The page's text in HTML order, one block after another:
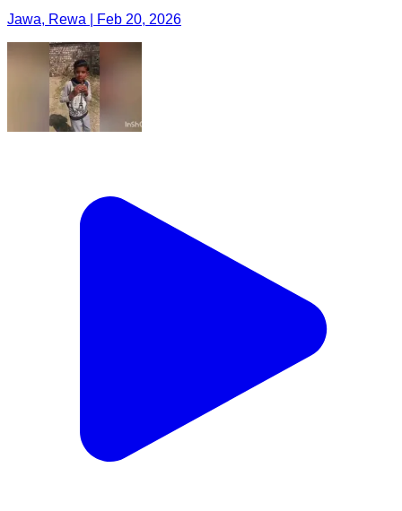
Jawa, Rewa | Feb 20, 2026